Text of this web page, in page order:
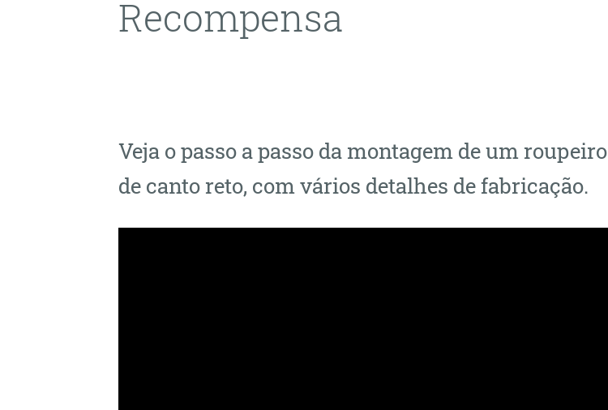
Recompensa
Veja o passo a passo da montagem de um roupeiro
de canto reto, com vários detalhes de fabricação.